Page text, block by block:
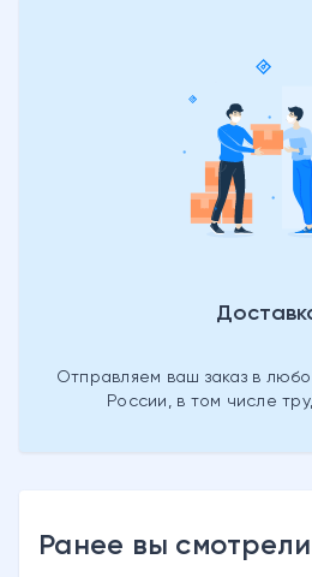
Отправляем ваш заказ в
России, в том числе
Ранее вы смотрели